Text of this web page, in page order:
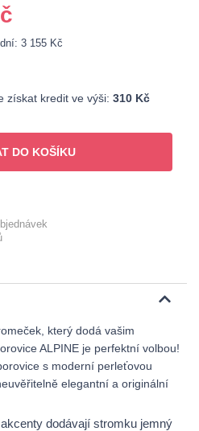
3 155 Kč
získat kredit ve výši: 310 Kč
DO KOŠÍKU
který dodá vašim
ALPINE je perfektní volbou!
s moderní perleťovou
elegantní a originální
dodávají stromku jemný